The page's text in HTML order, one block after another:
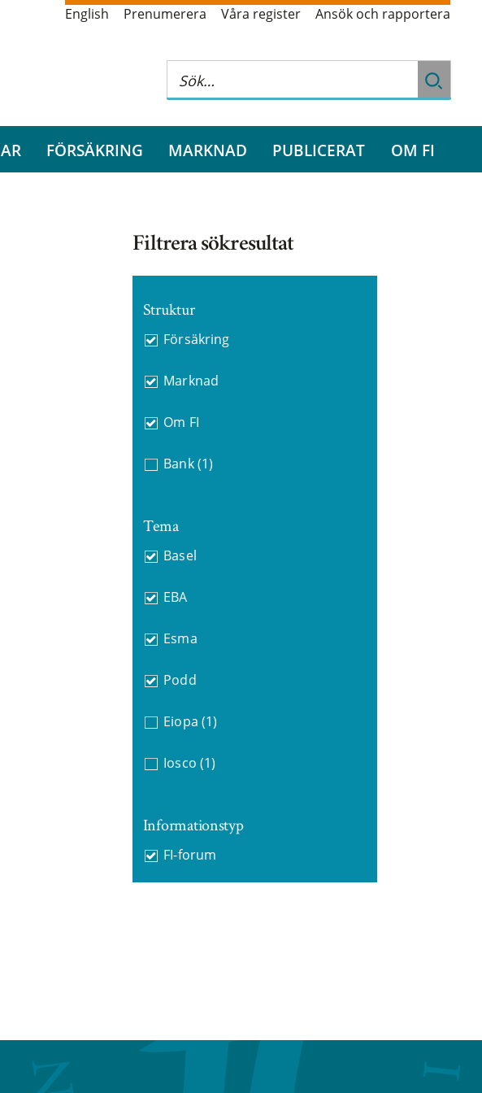
English Prenumerera Våra register Ansök och rapportera
FÖRSÄKRING MARKNAD PUBLICERAT OM FI
Filtrera sökresultat
Struktur
Försäkring
Marknad
Om FI
Bank (1)
Tema
Basel
EBA
Esma
Podd
Eiopa (1)
Iosco (1)
Informationstyp
FI-forum